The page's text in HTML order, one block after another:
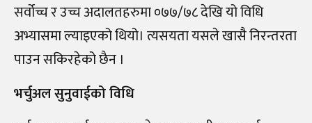
सर्वोच्च र उच्च अदालतहरुमा ०७७/७८ देखि यो विधि
अभ्यासमा ल्याइएको थियो। त्यसयता यसले खासै निरन्तरता
पाउन सकिरहेको छैन ।
भर्चुअल सुनुवाईको विधि